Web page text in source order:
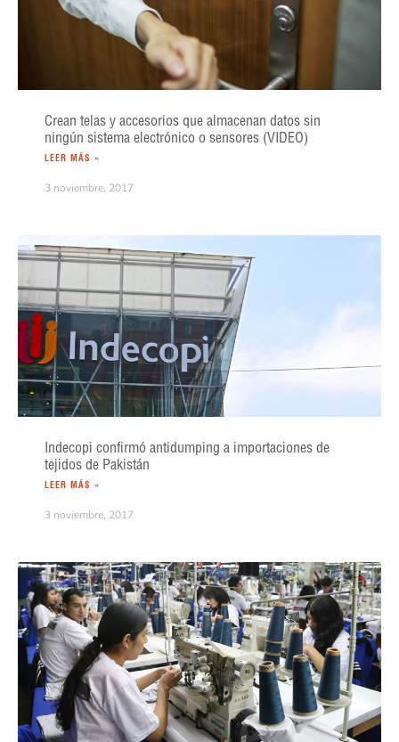
Crean telas y accesorios que almacenan datos sin
ningún sistema electrónico o sensores (VIDEO)
LEER MÁS »
3 noviembre, 2017
Indecopi confirmó antidumping a importaciones de
tejidos de Pakistán
LEER MÁS »
3 noviembre, 2017